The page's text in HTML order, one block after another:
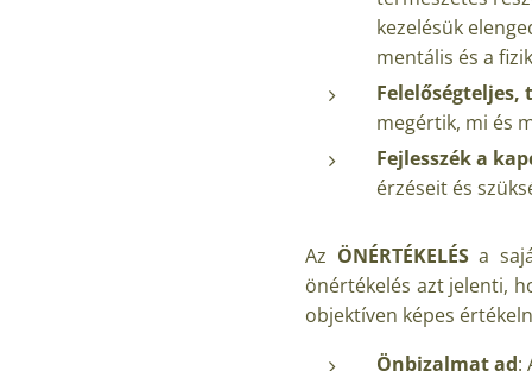
kezelésük
mentális és a
megértik, mi és
Fejlesszék a
érzéseit és
Az ÖNÉRTÉKELÉSa
önértékelés azt jelenti,
objektíven képes
Önbizalmat ad: